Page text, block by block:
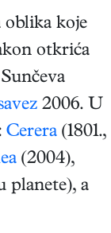
oblika koje
otkrića
2006. U
Cerera (1801.,
(2004),
planete), a